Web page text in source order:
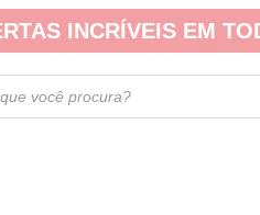
INCRÍVEIS EM